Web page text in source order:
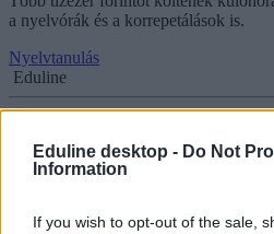
Eduline desktop - Do Not
Information
If you wish to opt-out of the sale,
a nyelvórák és a korrepetálások is.
Nyelvtanulás
Eduline
"A gyerekek zombiként